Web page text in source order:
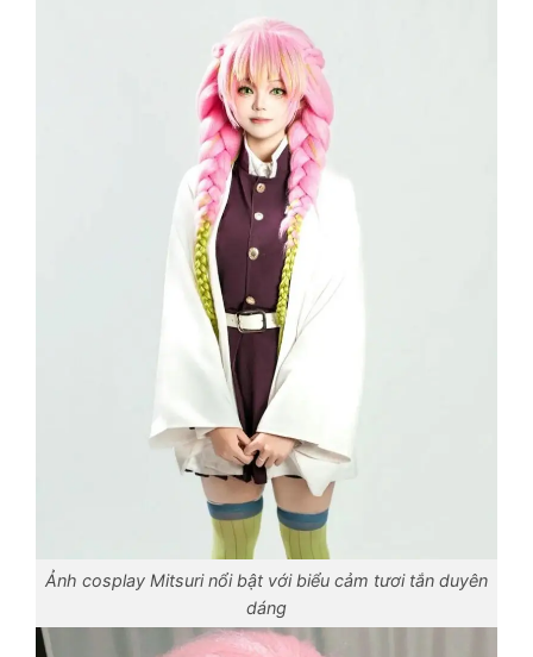
Ảnh cosplay Mitsuri nổi bật với biểu cảm tươi tắn duyên
dáng